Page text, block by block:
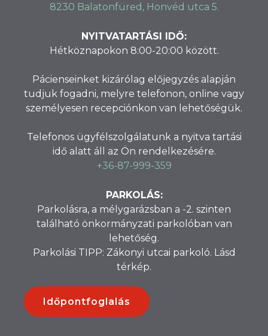
8230 Balatonfüred, Honvéd utca 5.
NYITVATARTÁSI IDŐ:
Hétköznapokon 8:00-20:00 között.
Pácienseinket kizárólag előjegyzés alapján
tudjuk fogadni, melyre telefonon, online vagy
személyesen recepciónkon van lehetőségük.
Telefonos ügyfélszolgálatunk a nyitva tartási
idő alatt áll az Ön rendelkezésére.
+36-87-999-359
PARKOLÁS:
Parkolásra, a mélygarázsban a -2. szinten
található önkormányzati parkolóban van
lehetőség.
Parkolási TIPP: Zákonyi utcai parkoló. Lásd
térkép.
Időpontfoglalás